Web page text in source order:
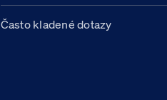
Často kladené dotazy